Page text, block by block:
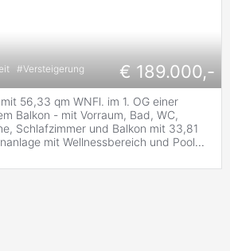
#Versteigerung € 189.000,-
mit 56,33 qm WNFl. im 1. OG einer
Balkon - mit Vorraum, Bad, WC,
Schlafzimmer und Balkon mit 33,81
mit Wellnessbereich und Pool...